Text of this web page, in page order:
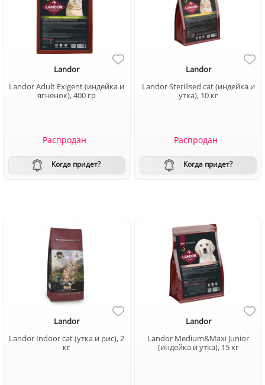
Landor
Landor Adult Exigent (индейка и
ягненок), 400 гр
Распродан
Когда придет?
Landor
Landor Sterilised cat (индейка и
утка), 10 кг
Распродан
Когда придет?
Landor
Landor Indoor cat (утка и рис), 2
кг
Landor
Landor Medium&Maxi Junior
(индейка и утка), 15 кг